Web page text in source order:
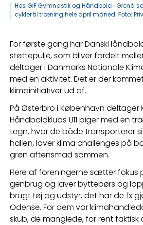
Hos GIF Gymnastik og Håndbold i Grenå
cykler til træning hele april måned. Foto:
For første gang har
støttepulje, som bliver fordelt
deltager i Danmarks Nationale
med en aktivitet. Det er der
klimainitiativer ud af.
På Østerbro i København deltager
Håndboldklubs U11 piger med en
tegn, hvor de både transporterer
hallen, laver klima challenges på
grøn aftensmad sammen.
Flere af foreningerne sætter fokus
genbrug og laver byttebørs og
brugt tøj og udstyr, det har de fx
Odense. For dem var
skub, de manglede, for rent faktisk